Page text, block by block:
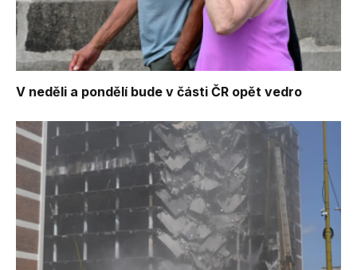
V neděli a pondělí bude v části ČR opět vedro